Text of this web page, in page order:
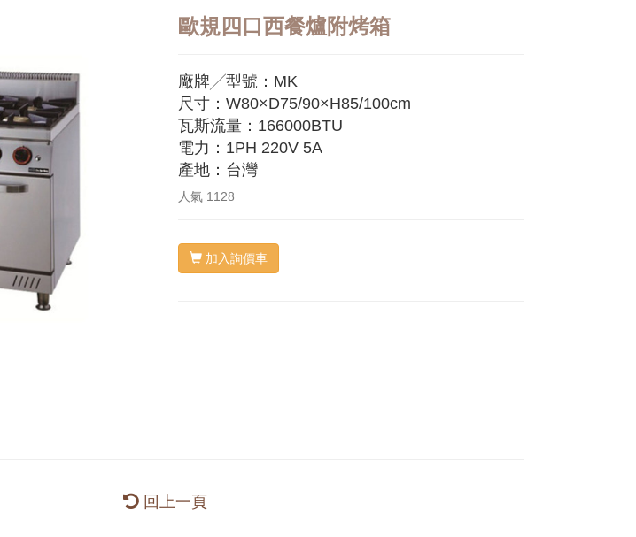
歐規四口西餐爐附烤箱
廠牌╱型號：MK
尺寸：W80×D75/90×H85/100cm
瓦斯流量：166000BTU
電力：1PH 220V 5A
產地：台灣
人氣 1128
加入詢價車
回上一頁